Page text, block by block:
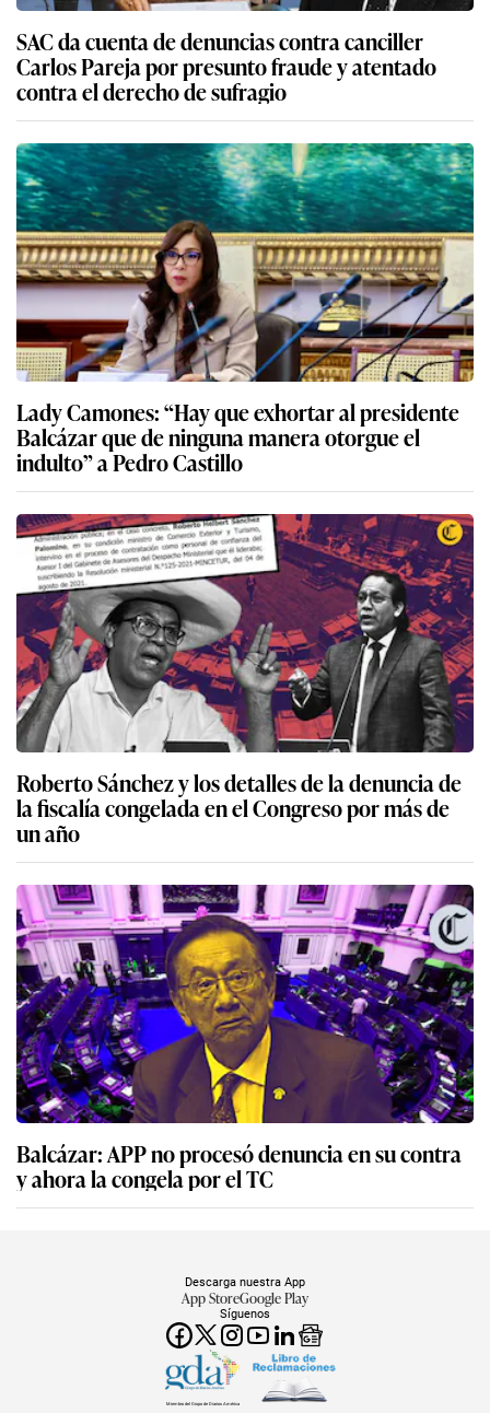
SAC da cuenta de denuncias contra canciller
Carlos Pareja por presunto fraude y atentado
contra el derecho de sufragio
Lady Camones: “Hay que exhortar al presidente
Balcázar que de ninguna manera otorgue el
indulto” a Pedro Castillo
Roberto Sánchez y los detalles de la denuncia de
la fiscalía congelada en el Congreso por más de
un año
Balcázar: APP no procesó denuncia en su contra
y ahora la congela por el TC
Síguenos
Descarga nuestra App
App StoreGoogle Play
Miembro del Grupo de Diarios América